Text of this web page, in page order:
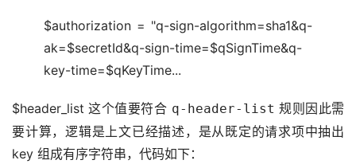
$authorization = "q-sign-algorithm=sha1&q-
ak=$secretId&q-sign-time=$qSignTime&q-
key-time=$qKeyTime...
$header_list 这个值要符合 q-header-list 规则因此需
要计算，逻辑是上文已经描述，是从既定的请求项中抽出
key 组成有序字符串，代码如下：